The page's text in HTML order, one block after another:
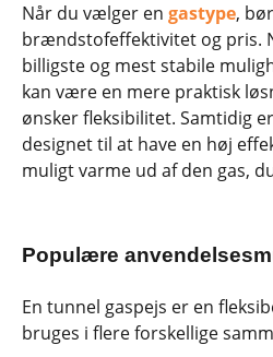
Når du vælger en gastype,
brændstofeffektivitet og pris.
billigste og mest stabile
kan være en mere praktisk
ønsker fleksibilitet. Samtidig
designet til at have en høj
muligt varme ud af den gas,
Populære
En tunnel gaspejs er en
bruges i flere forskellige